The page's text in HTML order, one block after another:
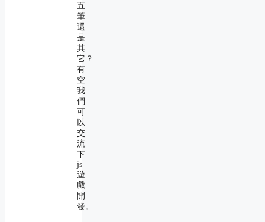
五
筆
還
是
其
它？
有
空
我
們
可
以
交
流
下
js
遊
戲
開
發。